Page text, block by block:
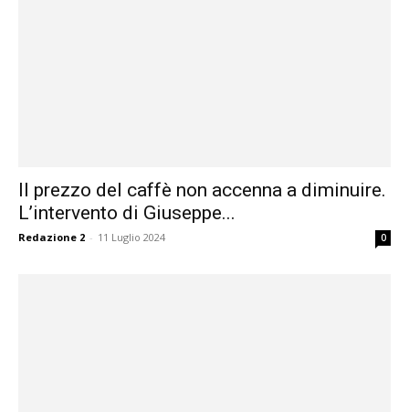
Il prezzo del caffè non accenna a diminuire.
L’intervento di Giuseppe...
Redazione 2 - 11 Luglio 2024 0